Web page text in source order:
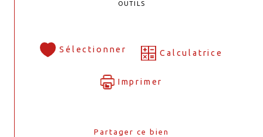
OUTILS
Sélectionner Calculatrice
Imprimer
Partager ce bien